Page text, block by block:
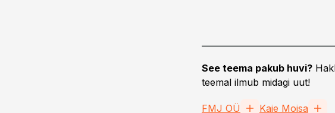
See teema pakub huvi?
teemal ilmub midagi uut!
FMJ OÜ Kaie Moisa